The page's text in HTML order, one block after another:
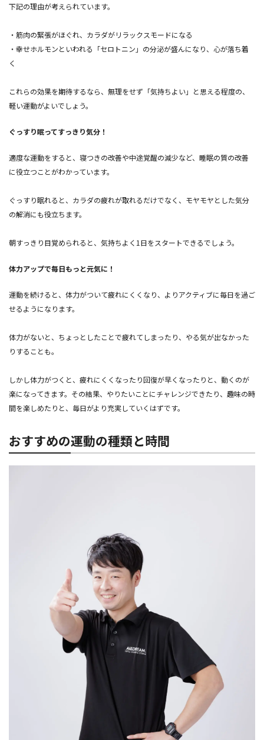
下記の理由が考えられています。
・筋肉の緊張がほぐれ、カラダがリラックスモードになる
・幸せホルモンといわれる「セロトニン」の分泌が盛んになり、心が落ち着
く
これらの効果を期待するなら、無理をせず「気持ちよい」と思える程度の、
軽い運動がよいでしょう。
ぐっすり眠ってすっきり気分！
適度な運動をすると、寝つきの改善や中途覚醒の減少など、睡眠の質の改善
に役立つことがわかっています。
ぐっすり眠れると、カラダの疲れが取れるだけでなく、モヤモヤとした気分
の解消にも役立ちます。
朝すっきり目覚められると、気持ちよく1日をスタートできるでしょう。
体力アップで毎日もっと元気に！
運動を続けると、体力がついて疲れにくくなり、よりアクティブに毎日を過ご
せるようになります。
体力がないと、ちょっとしたことで疲れてしまったり、やる気が出なかった
りすることも。
しかし体力がつくと、疲れにくくなったり回復が早くなったりと、動くのが
楽になってきます。その結果、やりたいことにチャレンジできたり、趣味の時
間を楽しめたりと、毎日がより充実していくはずです。
おすすめの運動の種類と時間